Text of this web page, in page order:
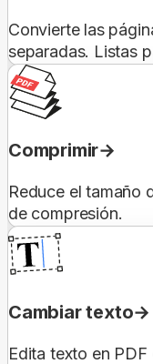
Convierte las
separadas. Listas
Comprimir
Reduce el tamaño
de compresión.
Cambiar texto
Edita texto en